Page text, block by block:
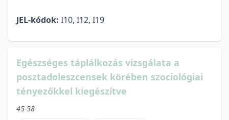
JEL-kódok: I10, I12, I19
Egészséges táplálkozás vizsgálata a
posztadoleszcensek körében szociológiai
tényezőkkel kiegészítve
45-58